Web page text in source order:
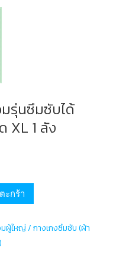
รุ่นซึมซับได้
XL 1 ลัง
ะกร้า
ผู้ใหญ่ / กางเกงซึมซับ (ผ้า